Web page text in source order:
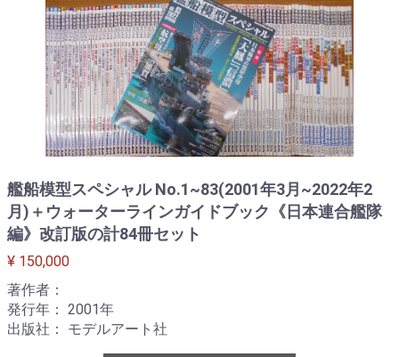
艦船模型スペシャル No.1~83(2001年3月~2022年2
月)＋ウォーターラインガイドブック《日本連合艦隊
編》改訂版の計84冊セット
¥ 150,000
著作者：
発行年： 2001年
出版社： モデルアート社